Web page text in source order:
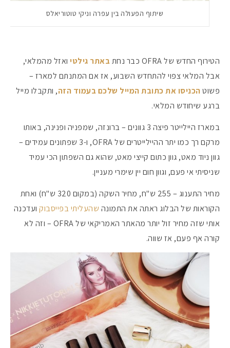
שיתוף הפעולה בין עפרה וניקי טוטוריאלס
הטירוף החדש של OFRA כבר נחת באתר גילטי ואזל מהמלאי,
אבל המלאי צפוי להתחדש השבוע, אז אם המתנתם למארז –
פשוטהכניסו את כתובת המייל שלכם בעמוד הזה, ותקבלו מייל
ברגע שיחודש המלאי.
במארז היילייטר פיצה 3 גוונים – ברונזה, שמפניה ופנינה, באותו
מרקם רך כמו יתר ההיילייטרים של OFRA, ו-3 שפתונים עמידים –
גוון ניוד מאט, גוון כתום קייצי מאט, שהוא גם השפתון הכי עמיד
שניסיתי אי פעם, וגוון חום יין שימרי מעניין.
מחיר התענוג – 255 ש"ח, מחיר השקה (במקום 320 ש"ח) ואחת
הקוראות של הבלוג ראתה את התמונה שהעליתי בפייסבוק ועדכנה
אותי שזה מחיר זול יותר מהאתר האמריקאי של OFRA – וזה לא
קורה אף פעם, אז שווה.